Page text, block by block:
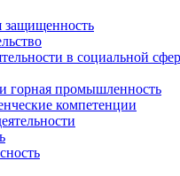
защищенность
в социальной
горная промышленность
компетенции